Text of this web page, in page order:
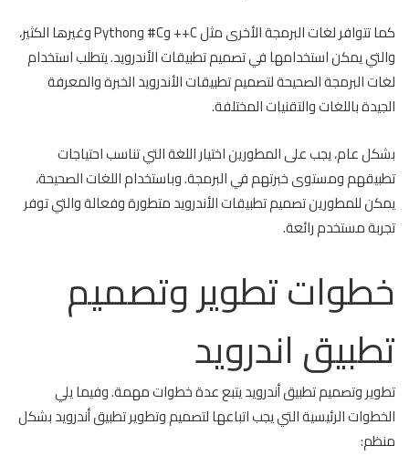
كما تتوافر لغات البرمجة الأخرى مثل C++ وC# وPython وغيرها الكثير،
والتي يمكن استخدامها في تصميم تطبيقات الأندرويد. يتطلب استخدام
لغات البرمجة الصحيحة لتصميم تطبيقات الأندرويد الخبرة والمعرفة
الجيدة باللغات والتقنيات المختلفة.
بشكل عام، يجب على المطورين اختيار اللغة التي تناسب احتياجات
تطبيقهم ومستوى خبرتهم في البرمجة. وباستخدام اللغات الصحيحة،
يمكن للمطورين تصميم تطبيقات الأندرويد متطورة وفعالة والتي توفر
تجربة مستخدم رائعة.
خطوات تطوير وتصميم
تطبيق اندرويد
تطوير وتصميم تطبيق أندرويد يتبع عدة خطوات مهمة. وفيما يلي
الخطوات الرئيسية التي يجب اتباعها لتصميم وتطوير تطبيق أندرويد بشكل
منظم: